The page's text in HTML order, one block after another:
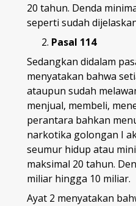
20 tahun. Denda
seperti sudah
Pasal 114
Sedangkan didalam
menyatakan bahwa
ataupun sudah
menjual, membeli,
perantara bahkan
narkotika golongan I
seumur hidup atau
maksimal 20 tahun.
miliar hingga 10 miliar.
Ayat 2 menyatakan